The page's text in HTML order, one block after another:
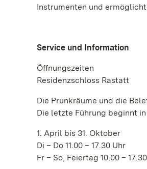
Instrumenten und
Service und Information
Öffnungszeiten
Residenzschloss Rastatt
Die Prunkräume und die
Die letzte Führung beginnt
1. April bis 31. Oktober
Di – Do 11.00 – 17.30 Uhr
Fr – So, Feiertag 10.00 –